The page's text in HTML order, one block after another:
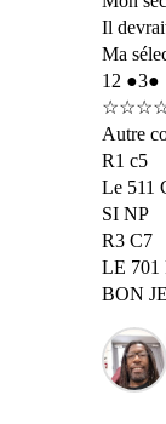
Il
Ma
12 ●3●
Autre
R1 c5
Le 511
SI NP
R3 C7
LE 701
BON